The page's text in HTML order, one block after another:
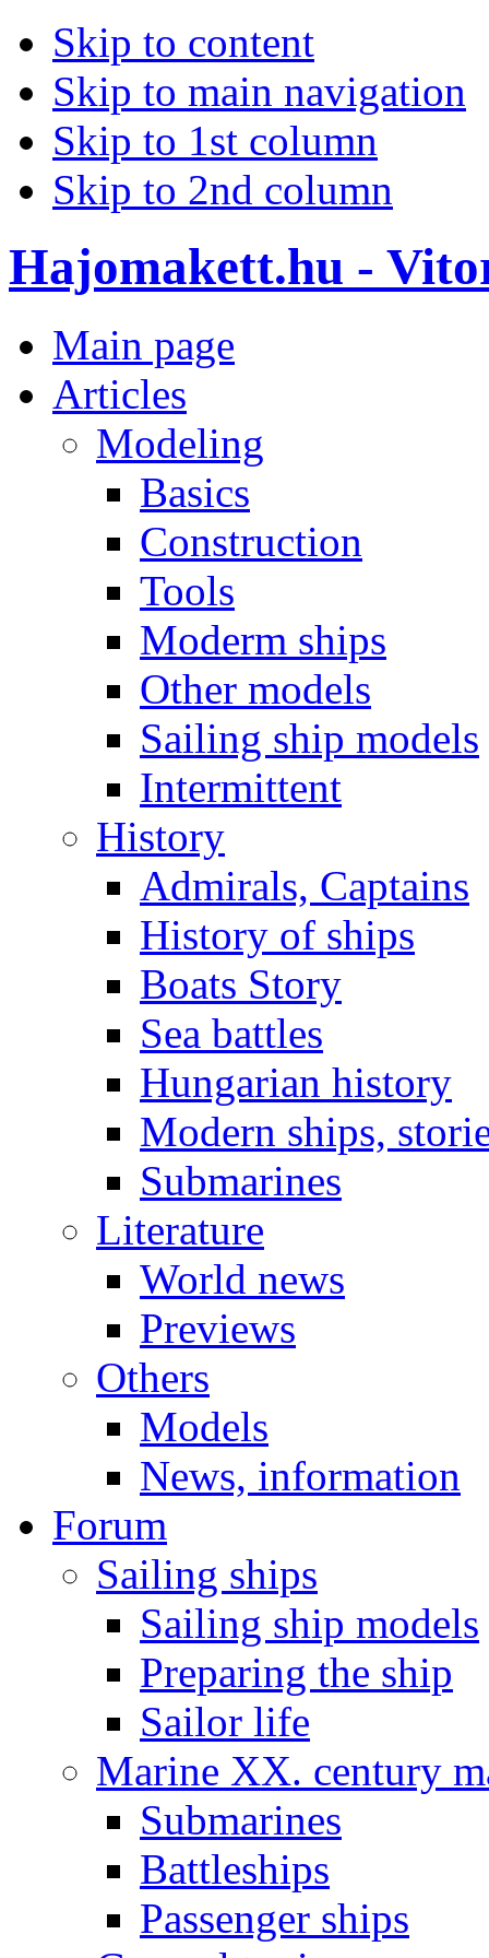
Skip to content
Skip to main navigation
Skip to 1st column
Skip to 2nd column
Hajomakett.hu -
Main page
Articles
Modeling
Basics
Construction
Tools
Moderm ships
Other models
Sailing ship models
Intermittent
History
Admirals, Captains
History of ships
Boats Story
Sea battles
Hungarian history
Modern ships,
Submarines
Literature
World news
Previews
Others
Models
News, information
Forum
Sailing ships
Sailing ship models
Preparing the ship
Sailor life
Marine XX. century
Submarines
Battleships
Passenger ships